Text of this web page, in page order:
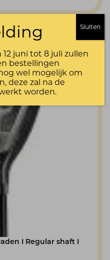
I Regular shaft I
juni tot 8 juli zullen
bestellingen
wel mogelijk om
deze zal na de
worden.
Sluiten